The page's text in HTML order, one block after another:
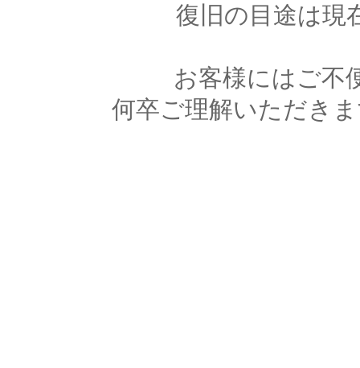
復旧の目途は現
お客様にはご不
何卒ご理解いただき